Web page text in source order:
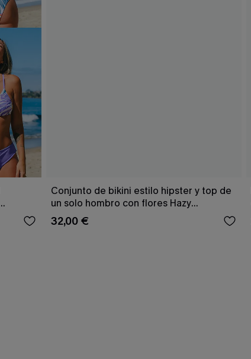
Conjunto de bikini estilo hipster y top de
un solo hombro con flores Hazy
Tenderness
32,00 €